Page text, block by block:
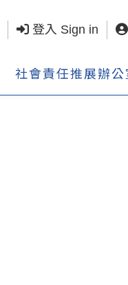
登入 Sign in
社會責任推展辦公